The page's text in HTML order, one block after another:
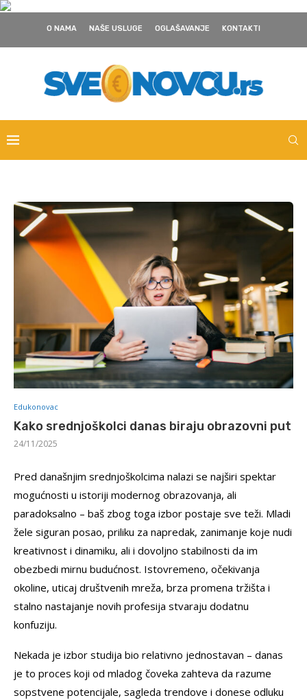
O NAMA NAŠE USLUGE OGLAŠAVANJE KONTAKTI
Edukonovac
Kako srednjoškolci danas biraju obrazovni put
24/11/2025
Pred današnjim srednjoškolcima nalazi se najširi spektar
mogućnosti u istoriji modernog obrazovanja, ali
paradoksalno – baš zbog toga izbor postaje sve teži. Mladi
žele siguran posao, priliku za napredak, zanimanje koje nudi
kreativnost i dinamiku, ali i dovoljno stabilnosti da im
obezbedi mirnu budućnost. Istovremeno, očekivanja
okoline, uticaj društvenih mreža, brza promena tržišta i
stalno nastajanje novih profesija stvaraju dodatnu
konfuziju.
Nekada je izbor studija bio relativno jednostavan – danas
je to proces koji od mladog čoveka zahteva da razume
sopstvene potencijale, sagleda trendove i donese odluku